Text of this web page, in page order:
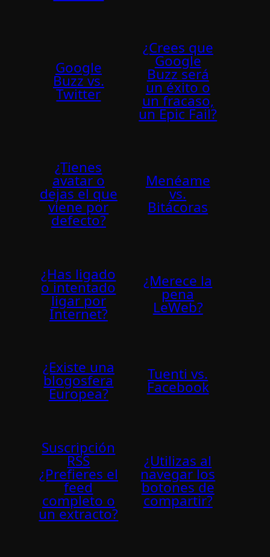
Google
Buzz vs.
Twitter
¿Crees que
Google
Buzz será
un éxito o
un fracaso,
un Epic Fail?
¿Tienes
avatar o
dejas el que
viene por
defecto?
Menéame
vs.
Bitácoras
¿Has ligado
o intentado
ligar por
Internet?
¿Merece la
pena
LeWeb?
¿Existe una
blogosfera
Europea?
Tuenti vs.
Facebook
Suscripción
RSS
¿Prefieres el
feed
completo o
un extracto?
¿Utilizas al
navegar los
botones de
compartir?